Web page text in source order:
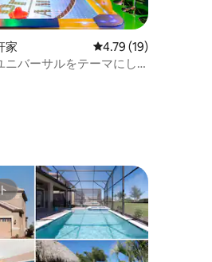
星の平均評価
家 レビュー19件、5つ
4.79 (19)
ニバーサルをテーマにし